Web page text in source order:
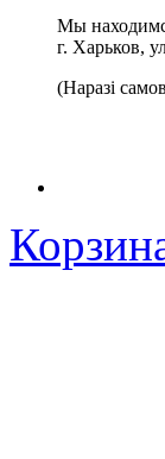
Мы
г. Харьков,
(Наразі